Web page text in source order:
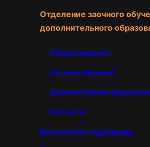
Отделение заочного
дополнительного
Общие сведения
Заочное обучение
Дополнительное
Контакты
Регентское отделение